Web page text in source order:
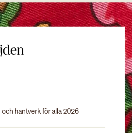
hantverk för alla 2026